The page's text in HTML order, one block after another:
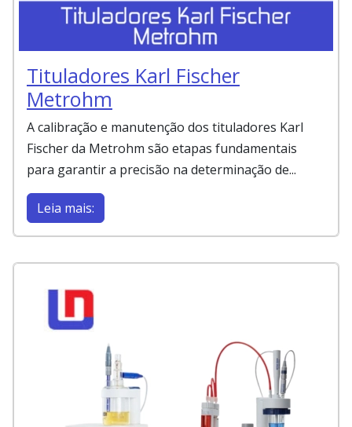
Tituladores Karl Fischer
Metrohm
A calibração e manutenção dos tituladores Karl
Fischer da Metrohm são etapas fundamentais
para garantir a precisão na determinação de...
Leia mais: